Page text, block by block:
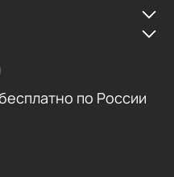
по России